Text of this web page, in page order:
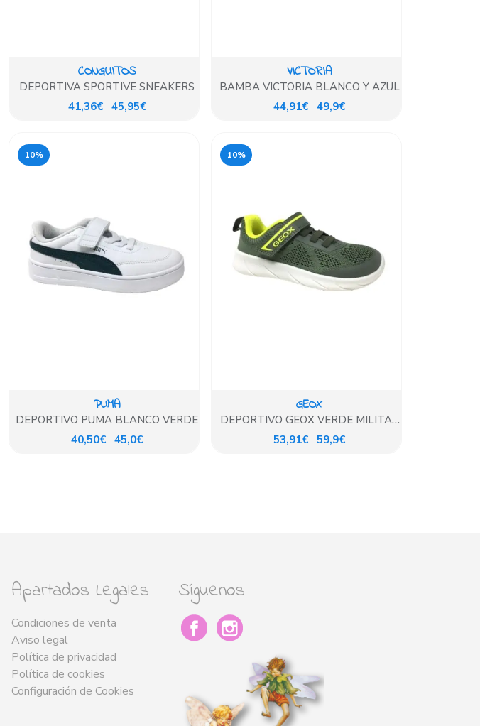
CONGUITOS
DEPORTIVA SPORTIVE SNEAKERS
41,36€ 45,95€
VICTORIA
BAMBA VICTORIA BLANCO Y AZUL
44,91€ 49,9€
10%
PUMA
DEPORTIVO PUMA BLANCO VERDE
40,50€ 45,0€
10%
GEOX
DEPORTIVO GEOX VERDE MILITAR
CASUAL
53,91€ 59,9€
Apartados Legales
Condiciones de venta
Aviso legal
Política de privacidad
Política de cookies
Configuración de Cookies
Síguenos